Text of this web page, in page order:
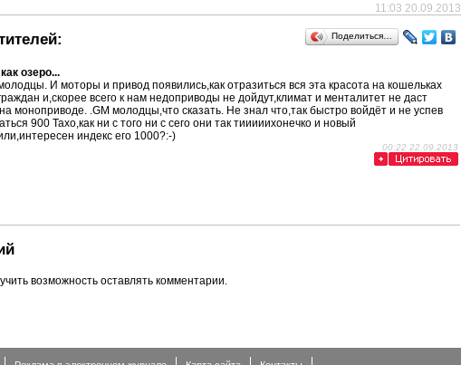
11:03 20.09.2013
Поделиться…
озеро...
И моторы и привод появились,как отразиться вся эта красота на кошельках
и,скорее всего к нам недоприводы не дойдут,климат и менталитет не даст
моноприводе. .GM молодцы,что сказать. Не знал что,так быстро войдёт и не успев
900 Тахо,как ни с того ни с сего они так тииииихонечко и новый
индекс его 1000?:-)
00:22 22.09.2013
возможность оставлять комментарии.